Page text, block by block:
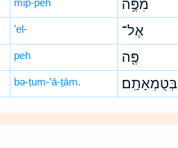
mip-peh מִפֶּ֥ה
’el- אֶל־
peh פֶּ֖ה
bə-ṭum-’ā-ṯām. בְּטֻמְאָתָֽם׃